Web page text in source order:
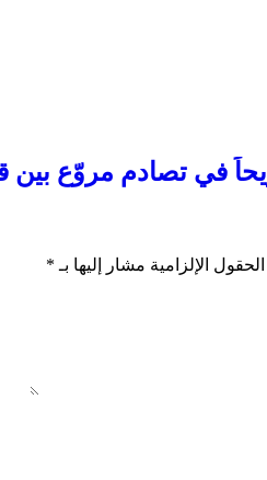
39 قتيلاً و123 جريحاً في
الحقول الإلزامية مشار إليها بـ *